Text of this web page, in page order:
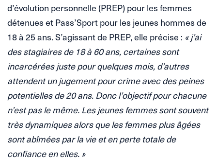
d’évolution personnelle (PREP) pour les femmes
détenues et Pass’Sport pour les jeunes hommes de
18 à 25 ans. S’agissant de PREP, elle précise : « j’ai
des stagiaires de 18 à 60 ans, certaines sont
incarcérées juste pour quelques mois, d’autres
attendent un jugement pour crime avec des peines
potentielles de 20 ans. Donc l’objectif pour chacune
n’est pas le même. Les jeunes femmes sont souvent
très dynamiques alors que les femmes plus âgées
sont abîmées par la vie et en perte totale de
confiance en elles. »